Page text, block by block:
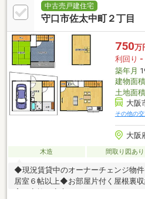
中古売戸建住宅
守口市佐太中町２丁目
750万
利回り -
築年月
建物面積
土地面積
大阪
その他の交
大阪
木造 間取り図あり
◆現況賃貸中のオーナーチェンジ物
居室６帖以上◆お部屋片付く屋根裏